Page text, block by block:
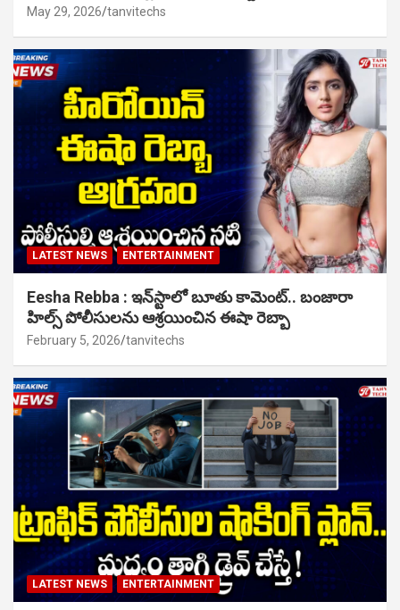
May 29, 2026 tanvitechs
LATEST NEWS ENTERTAINMENT
Eesha Rebba : ఇన్‌స్టాలో బూతు కామెంట్.. బంజారా
హిల్స్ పోలీసులను ఆశ్రయించిన ఈషా రెబ్బా
February 5, 2026 tanvitechs
LATEST NEWS ENTERTAINMENT